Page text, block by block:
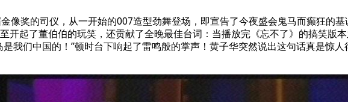
像奖的司仪，从一开始的007造型劲舞登场，即宣告了今夜盛会鬼马而癫狂的
开起了董伯伯的玩笑，还贡献了全晚最佳台词：当播放完《忘不了》的搞笑版
我们中国的！”顿时台下响起了雷鸣般的掌声！黄子华突然说出这句话真是惊